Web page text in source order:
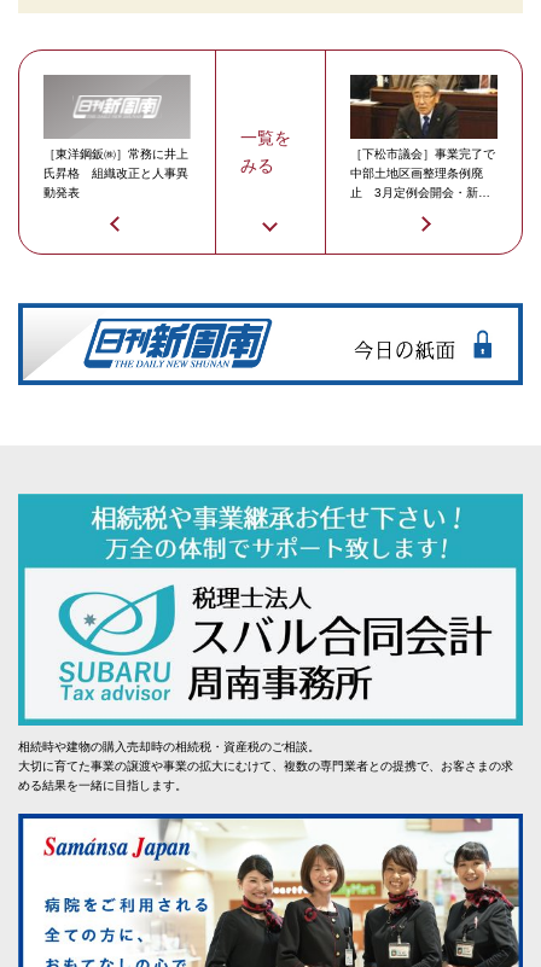
［東洋鋼鈑㈱］常務に井上
氏昇格 組織改正と人事異
動発表
一覧を
みる
［下松市議会］事業完了で
中部土地区画整理条例廃
止 3月定例会開会・新年
相続時や建物の購入売却時の相続税・資産税のご相談。
大切に育てた事業の譲渡や事業の拡大にむけて、複数の専門業者との提携で、お客さまの求
める結果を一緒に目指します。